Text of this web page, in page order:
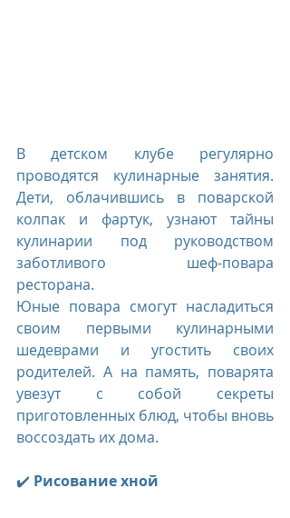
В детском клубе регулярно
проводятся кулинарные занятия.
Дети, облачившись в поварской
колпак и фартук, узнают тайны
кулинарии под руководством
заботливого шеф-повара
ресторана.
Юные повара смогут насладиться
своим первыми кулинарными
шедеврами и угостить своих
родителей. А на память, поварята
увезут с собой секреты
приготовленных блюд, чтобы вновь
воссоздать их дома.
✔️ Рисование хной